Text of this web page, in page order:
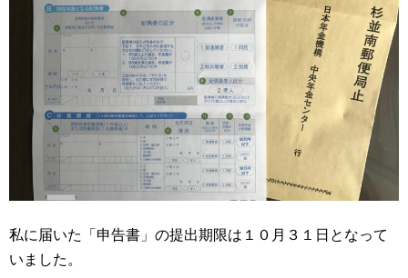
私に届いた「申告書」の提出期限は１０月３１日となって
いました。